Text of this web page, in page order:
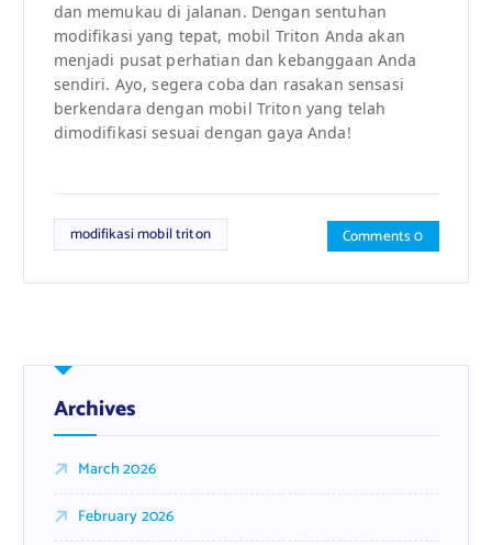
dan memukau di jalanan. Dengan sentuhan
modifikasi yang tepat, mobil Triton Anda akan
menjadi pusat perhatian dan kebanggaan Anda
sendiri. Ayo, segera coba dan rasakan sensasi
berkendara dengan mobil Triton yang telah
dimodifikasi sesuai dengan gaya Anda!
modifikasi mobil triton Comments 0
Archives
March 2026
February 2026